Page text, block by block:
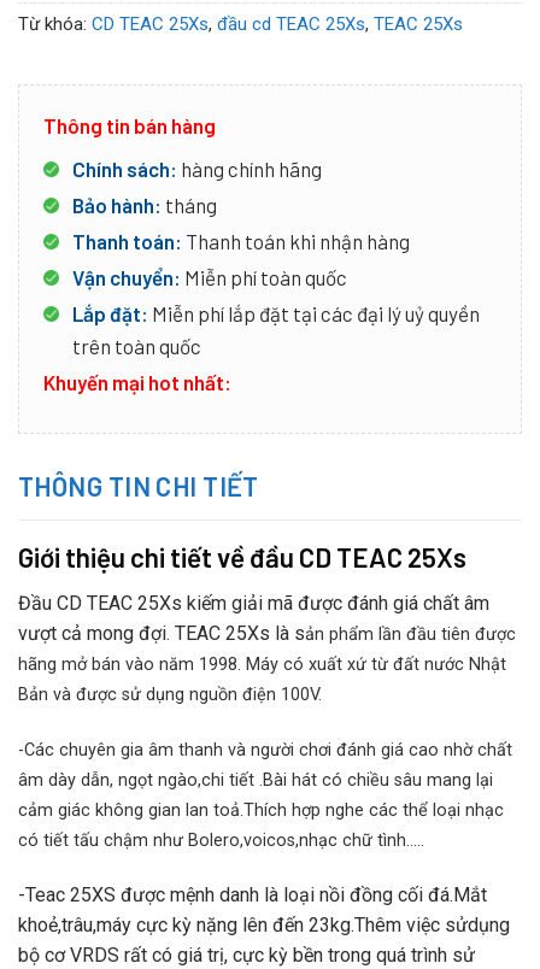
Từ khóa: CD TEAC 25Xs, đầu cd TEAC 25Xs, TEAC 25Xs
Thông tin bán hàng
Chính sách: hàng chính hãng
Bảo hành: tháng
Thanh toán: Thanh toán khi nhận hàng
Vận chuyển: Miễn phí toàn quốc
Lắp đặt: Miễn phí lắp đặt tại các đại lý uỷ quyền
trên toàn quốc
Khuyến mại hot nhất:
THÔNG TIN CHI TIẾT
Giới thiệu chi tiết về đầu CD TEAC 25Xs
Đầu CD TEAC 25Xs kiếm giải mã được đánh giá chất âm
vượt cả mong đợi. TEAC 25Xs là sản phẩm lần đầu tiên được
hãng mở bán vào năm 1998. Máy có xuất xứ từ đất nước Nhật
Bản và được sử dụng nguồn điện 100V.
-Các chuyên gia âm thanh và người chơi đánh giá cao nhờ chất
âm dày dẫn, ngọt ngào,chi tiết .Bài hát có chiều sâu mang lại
cảm giác không gian lan toả.Thích hợp nghe các thể loại nhạc
có tiết tấu chậm như Bolero,voicos,nhạc chữ tình…..
-Teac 25XS được mệnh danh là loại nồi đồng cối đá.Mắt
khoẻ,trâu,máy cực kỳ nặng lên đến 23kg.Thêm việc sửdụng
bộ cơ VRDS rất có giá trị, cực kỳ bền trong quá trình sử